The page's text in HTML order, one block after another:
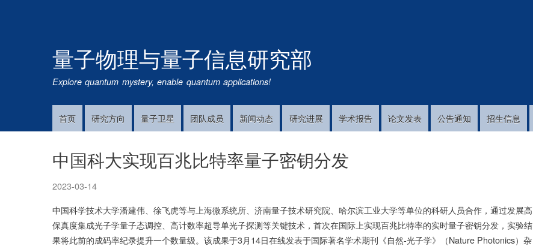
量子物理与量子信息研究部
Explore quantum mystery, enable quantum applications!
Main首页 研究方向 量子卫星 团队成员 新闻动态 研究进展 学术报告 论文发表 公告通知 招生信息
中国科大实现百兆比特率量子密钥分发
2023-03-14
中国科学技术大学潘建伟、徐飞虎等与上海微系统所、济南量子技术研究院、哈尔滨工业大学等单位的科研人员合作，通过发展高
保真度集成光子学量子态调控、高计数率超导单光子探测等关键技术，首次在国际上实现百兆比特率的实时量子密钥分发，实验结
果将此前的成码率纪录提升一个数量级。该成果于3月14日在线发表于国际著名学术期刊《自然-光子学》（Nature Photonics）杂